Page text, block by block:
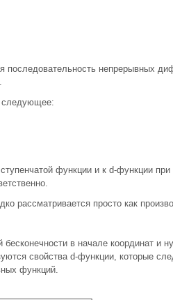
последовательность непрерывных
следующее:
функции и к d-функции при
рассматривается просто как
в начале координат и
свойства d-функции, которые
функций.